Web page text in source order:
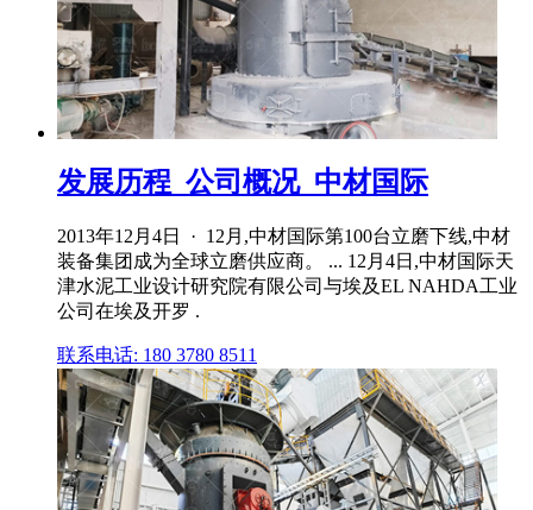
发展历程_公司概况_中材国际
2013年12月4日 · 12月,中材国际第100台立磨下线,中材
装备集团成为全球立磨供应商。 ... 12月4日,中材国际天
津水泥工业设计研究院有限公司与埃及EL NAHDA工业
公司在埃及开罗 .
联系电话: 180 3780 8511